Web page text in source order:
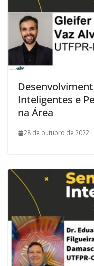
Inteligentes e
na Área
28 de outubro de 2022